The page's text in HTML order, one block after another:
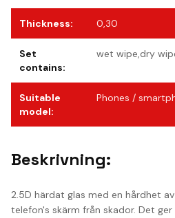
Thickness: 0,30
Set
contains:
wet wipe,dry
Suitable
model:
Phones /
Beskrivning:
2.5D härdat glas med en hårdhet
telefon's skärm från skador. Det